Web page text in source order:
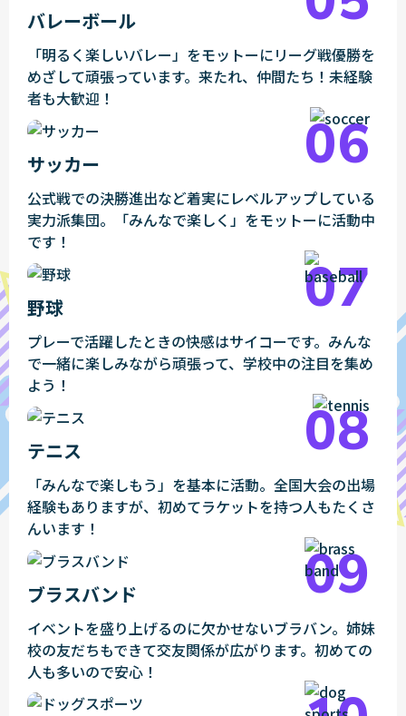
バレーボール
「明るく楽しいバレー」をモットーにリーグ戦優勝を
めざして頑張っています。来たれ、仲間たち！未経験
者も大歓迎！
サッカー
公式戦での決勝進出など着実にレベルアップしている
実力派集団。「みんなで楽しく」をモットーに活動中
です！
野球
プレーで活躍したときの快感はサイコーです。みんな
で一緒に楽しみながら頑張って、学校中の注目を集め
よう！
テニス
「みんなで楽しもう」を基本に活動。全国大会の出場
経験もありますが、初めてラケットを持つ人もたくさ
んいます！
ブラスバンド
イベントを盛り上げるのに欠かせないブラバン。姉妹
校の友だちもできて交友関係が広がります。初めての
人も多いので安心！